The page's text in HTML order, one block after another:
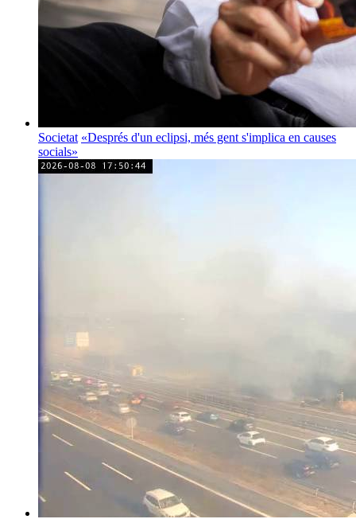
Societat «Després d'un eclipsi, més gent s'implica en causes
socials»